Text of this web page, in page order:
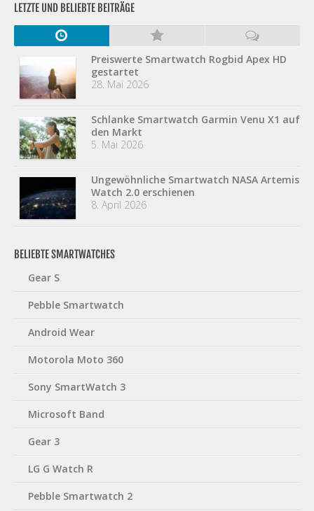
LETZTE UND BELIEBTE BEITRÄGE
Preiswerte Smartwatch Rogbid Apex HD
gestartet
28. Mai 2026
Schlanke Smartwatch Garmin Venu X1 auf
den Markt
5. Mai 2026
Ungewöhnliche Smartwatch NASA Artemis
Watch 2.0 erschienen
8. April 2026
BELIEBTE SMARTWATCHES
Gear S
Pebble Smartwatch
Android Wear
Motorola Moto 360
Sony SmartWatch 3
Microsoft Band
Gear 3
LG G Watch R
Pebble Smartwatch 2